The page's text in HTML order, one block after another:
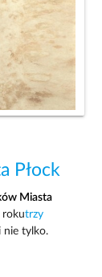
Płock
Miasta
rokutrzy
nie tylko.